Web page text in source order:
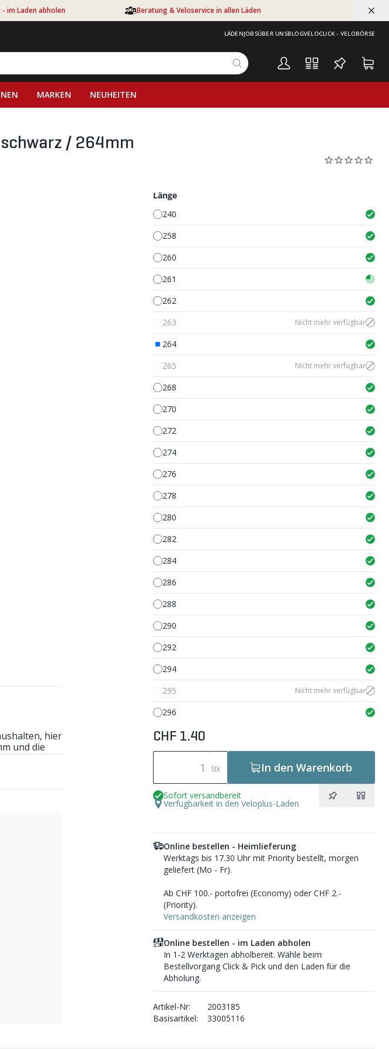
im Laden abholen Beratung & Veloservice in allen Läden
LÄDENJOBSÜBER UNSBLOGVELOCLICK - VELOBÖRSE
MARKEN NEUHEITEN
schwarz / 264mm
hier
(bei 32
helfen wir
Länge
240
258
260
261
262
263
Nicht mehr verfügbar
264
265
Nicht mehr verfügbar
268
270
272
274
276
278
280
282
284
286
288
290
292
294
295
Nicht mehr verfügbar
296
CHF 1.40
Stk In den Warenkorb
Sofort versandbereit
Verfügbarkeit in den Veloplus-Läden
Online bestellen - Heimlieferung
Werktags bis 17.30 Uhr mit Priority bestellt, morgen
geliefert (Mo - Fr).
Ab CHF 100.- portofrei (Economy) oder CHF 2.-
(Priority).
Versandkosten anzeigen
Online bestellen - im Laden abholen
In 1-2 Werktagen abholbereit. Wähle beim
Bestellvorgang Click & Pick und den Laden für die
Abholung.
Artikel-Nr:
2003185
Basisartikel:
33005116